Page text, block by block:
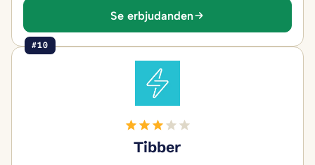
Se erbjudanden
#10
Tibber